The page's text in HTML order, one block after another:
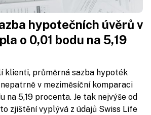
hypotečních úvěrů v
o 0,01 bodu na 5,19
klienti, průměrná sazba hypoték
v meziměsíční komparaci
na 5,19 procenta. Je tak nejvýše od
zjištění vyplývá z údajů Swiss Life